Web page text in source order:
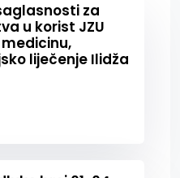
za
u korist JZU
liječenje Ilidža